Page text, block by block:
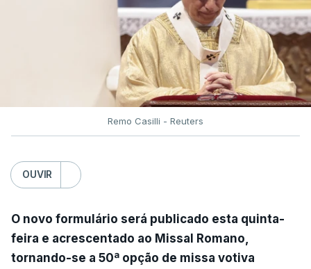
Remo Casilli - Reuters
OUVIR
O novo formulário será publicado esta quinta-
feira e acrescentado ao Missal Romano,
tornando-se a 50ª opção de missa votiva